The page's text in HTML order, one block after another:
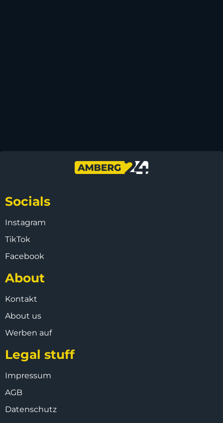
Socials
Instagram
TikTok
Facebook
About
Kontakt
About us
Werben auf
Legal stuff
Impressum
AGB
Datenschutz